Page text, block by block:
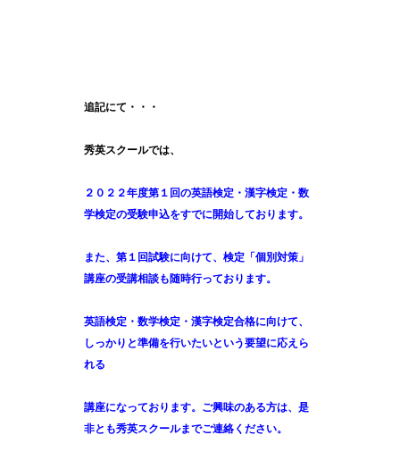
追記にて・・・
秀英スクールでは、
２０２２年度第１回の英語検定・漢字検定・数
学検定の受験申込をすでに開始しております。
また、第１回試験に向けて、検定「個別対策」
講座の受講相談も随時行っております。
英語検定・数学検定・漢字検定合格に向けて、
しっかりと準備を行いたいという要望に応えら
れる
講座になっております。ご興味のある方は、是
非とも秀英スクールまでご連絡ください。